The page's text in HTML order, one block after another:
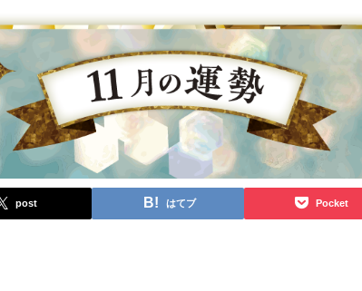
post はてブ Pocket